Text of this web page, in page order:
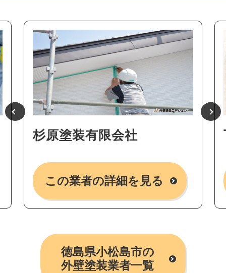
杉原塗装有限会社
この業者の詳細を見る
徳島県小松島市の
外壁塗装業者一覧